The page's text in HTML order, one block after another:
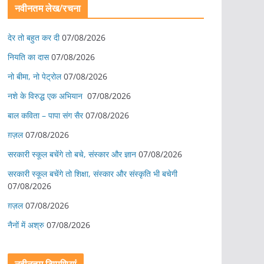
नवीनतम लेख/रचना
देर तो बहुत कर दी 07/08/2026
नियति का दास 07/08/2026
नो बीमा, नो पेट्रोल 07/08/2026
नशे के विरुद्ध एक अभियान 07/08/2026
बाल कविता – पापा संग सैर 07/08/2026
ग़ज़ल 07/08/2026
सरकारी स्कूल बचेंगे तो बचे, संस्कार और ज्ञान 07/08/2026
सरकारी स्कूल बचेंगे तो शिक्षा, संस्कार और संस्कृति भी बचेगी
07/08/2026
ग़ज़ल 07/08/2026
नैनों में अश्रु 07/08/2026